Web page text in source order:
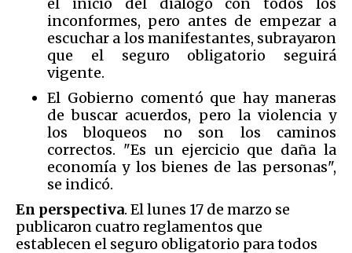
inconformes, pero antes de empezar a
escuchar a los manifestantes, subrayaron
que el seguro obligatorio seguirá
vigente.
El Gobierno comentó que hay maneras
de buscar acuerdos, pero la violencia y
los bloqueos no son los caminos
correctos. "Es un ejercicio que daña la
economía y los bienes de las personas",
se indicó.
En perspectiva. El lunes 17 de marzo se
publicaron cuatro reglamentos que
establecen el seguro obligatorio para todos